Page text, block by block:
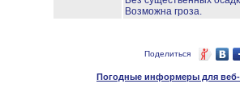
Возможна гроза.
Поделиться
Погодные информеры для веб-